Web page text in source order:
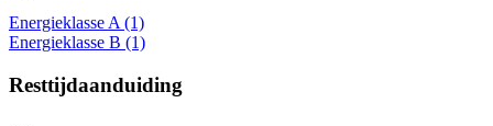
Energieklasse A (1)
Energieklasse B (1)
Resttijdaanduiding